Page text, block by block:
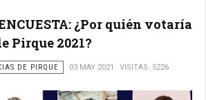
¿Por quién votaría
Pirque 2021?
DE PIRQUE 03 MAY 2021 VISITAS: 5226